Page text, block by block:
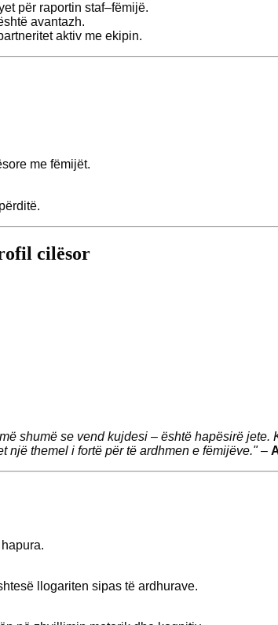
për raportin staf–fëmijë.
avantazh.
aktiv me ekipin.
me fëmijët.
cilësor
shumë se vend kujdesi – është hapësirë
një themel i fortë për të ardhmen e fëmijëve."–
llogariten sipas të ardhurave.